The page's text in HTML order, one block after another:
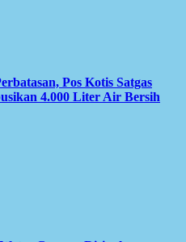
Pos Kotis Satgas
4.000 Liter Air Bersih